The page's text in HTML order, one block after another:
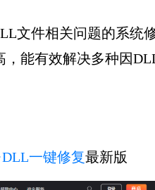
文件相关问题的系统
，能有效解决多种因
一键修复最新版